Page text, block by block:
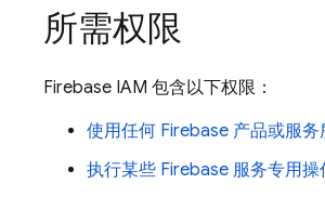
所需权限
Firebase IAM 包含以下权限：
使用任何 Firebase 产品或服务
执行某些 Firebase 服务专用操